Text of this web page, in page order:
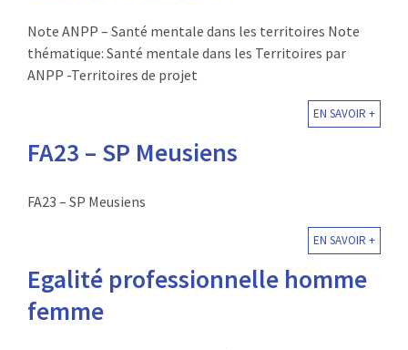
Note ANPP – Santé mentale dans les territoires Note
thématique: Santé mentale dans les Territoires par
ANPP -Territoires de projet
EN SAVOIR +
FA23 – SP Meusiens
FA23 – SP Meusiens
EN SAVOIR +
Egalité professionnelle homme
femme